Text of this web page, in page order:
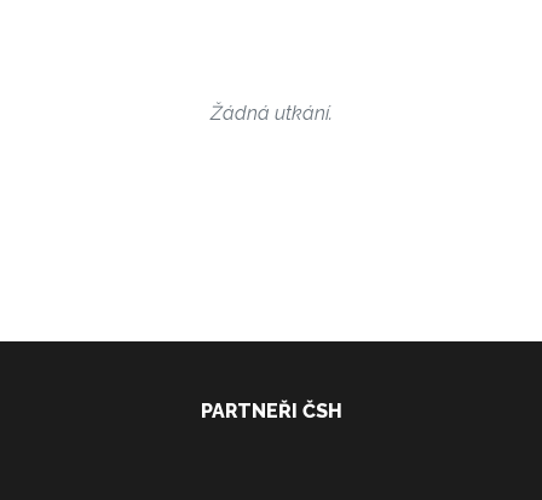
Žádná utkání.
PARTNEŘI ČSH